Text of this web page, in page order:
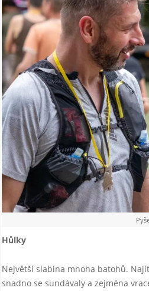
Hůlky
Největší slabina mnoha batohů.
snadno se sundávaly a zejména